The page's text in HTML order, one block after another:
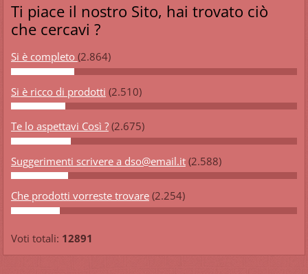
Ti piace il nostro Sito, hai trovato ciò
che cercavi ?
Si è completo (2.864)
Si è ricco di prodotti (2.510)
Te lo aspettavi Così ? (2.675)
Suggerimenti scrivere a dso@email.it (2.588)
Che prodotti vorreste trovare (2.254)
Voti totali: 12891